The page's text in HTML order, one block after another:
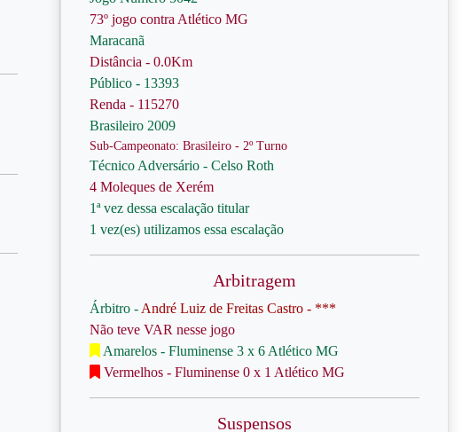
73º jogo contra Atlético MG
Maracanã
Distância - 0.0Km
Público - 13393
Renda - 115270
Brasileiro 2009
Sub-Campeonato: Brasileiro - 2º Turno
Técnico Adversário - Celso Roth
4 Moleques de Xerém
1ª vez dessa escalação titular
1 vez(es) utilizamos essa escalação
Arbitragem
Árbitro - André Luiz de Freitas Castro - ***
Não teve VAR nesse jogo
Amarelos - Fluminense 3 x 6 Atlético MG
Vermelhos - Fluminense 0 x 1 Atlético MG
Suspensos